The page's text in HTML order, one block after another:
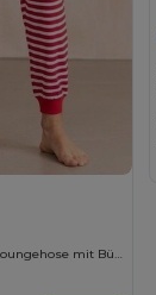
Bequeme Unisex Loungehose mit Bündchen